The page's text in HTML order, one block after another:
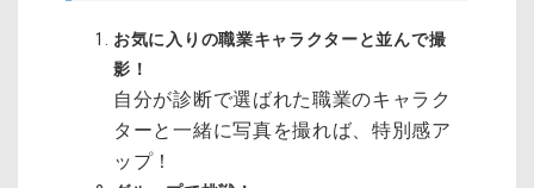
お気に入りの職業キャラクターと並んで撮
影！
自分が診断で選ばれた職業のキャラク
ターと一緒に写真を撮れば、特別感ア
ップ！